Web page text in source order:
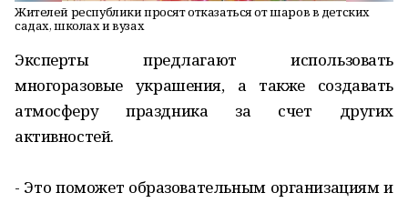
Жителей республики просят отказаться от шаров в детских
садах, школах и вузах
Эксперты предлагают использовать
многоразовые украшения, а также создавать
атмосферу праздника за счет других
активностей.
- Это поможет образовательным организациям и